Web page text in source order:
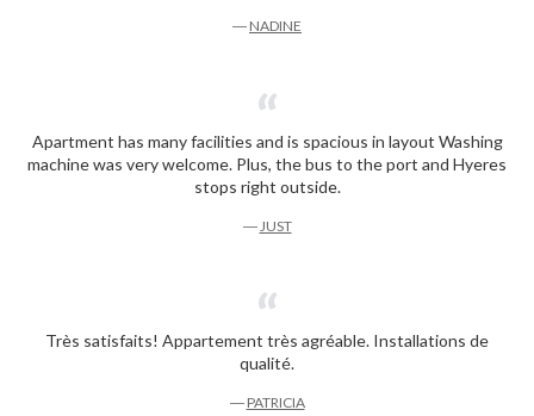
― NADINE
Apartment has many facilities and is spacious in layout Washing
machine was very welcome. Plus, the bus to the port and Hyeres
stops right outside.
― JUST
Très satisfaits! Appartement très agréable. Installations de
qualité.
― PATRICIA